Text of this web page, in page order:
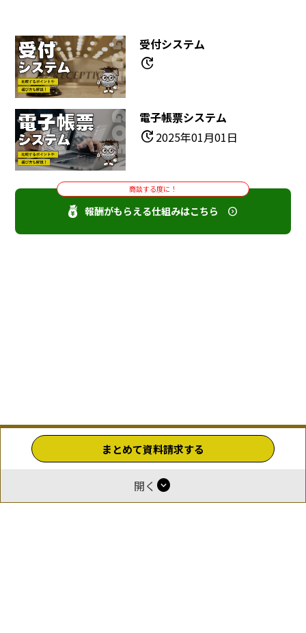
受付システム
update
電子帳票システム
update2025年01月01日
商談する度に！
報酬がもらえる仕組みはこちら
まとめて資料請求する
開く expand_circle_down
報酬付与について